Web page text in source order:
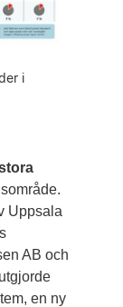
i
Uppsala
AB och
en ny